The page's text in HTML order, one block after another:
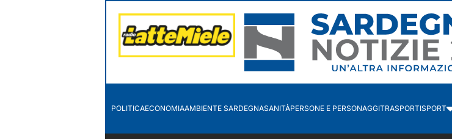
POLITICAECONOMIAAMBIENTE SARDEGNASANITÀPERSONE E PERSONAGGITRASPORTISPORT